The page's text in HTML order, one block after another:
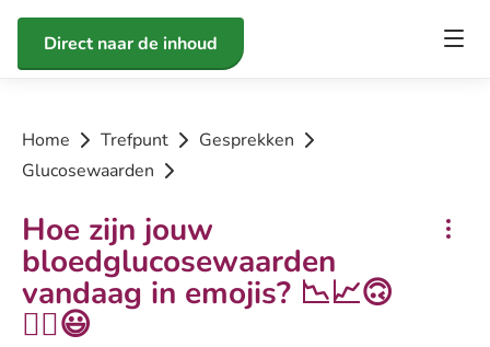
Direct naar de inhoud
Home Trefpunt
Gesprekken
Glucosewaarden
Hoe zijn jouw
bloedglucosewaarden
vandaag in emojis? 📉📈🙃
😵‍💫😃